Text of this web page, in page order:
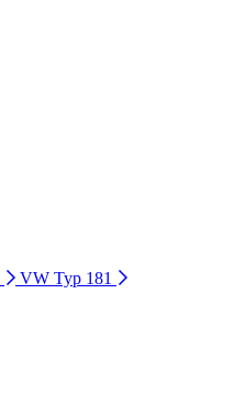
VW Typ 181